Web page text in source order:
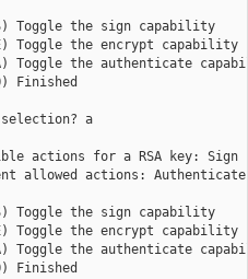
(S) Toggle the sign capability
(E) Toggle the encrypt capability
(A) Toggle the authenticate
(Q) Finished
selection? a
allowed actions:
(S) Toggle the sign capability
(E) Toggle the encrypt capability
(A) Toggle the authenticate
(Q) Finished